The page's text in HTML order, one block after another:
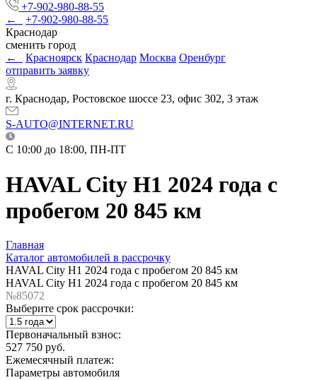
+7-902-980-88-55
←
+7-902-980-88-55
Краснодар
сменить город
←
Красноярск Краснодар Москва Оренбург
отправить заявку
г. Краснодар, Ростовское шоссе 23, офис 302, 3 этаж
S-AUTO@INTERNET.RU
C 10:00 до 18:00, ПН-ПТ
HAVAL City H1 2024 года с
пробегом 20 845 км
Главная
Каталог автомобилей в рассрочку
HAVAL City H1 2024 года с пробегом 20 845 км
HAVAL City H1 2024 года с пробегом 20 845 км
№85072
Выберите срок рассрочки:
Первоначальный взнос:
527 750 руб.
Ежемесячный платеж:
Параметры автомобиля